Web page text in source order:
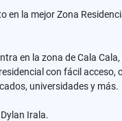
en la mejor Zona
en la zona de Cala
con fácil acceso,
universidades y más.⁣
Irala.⁣